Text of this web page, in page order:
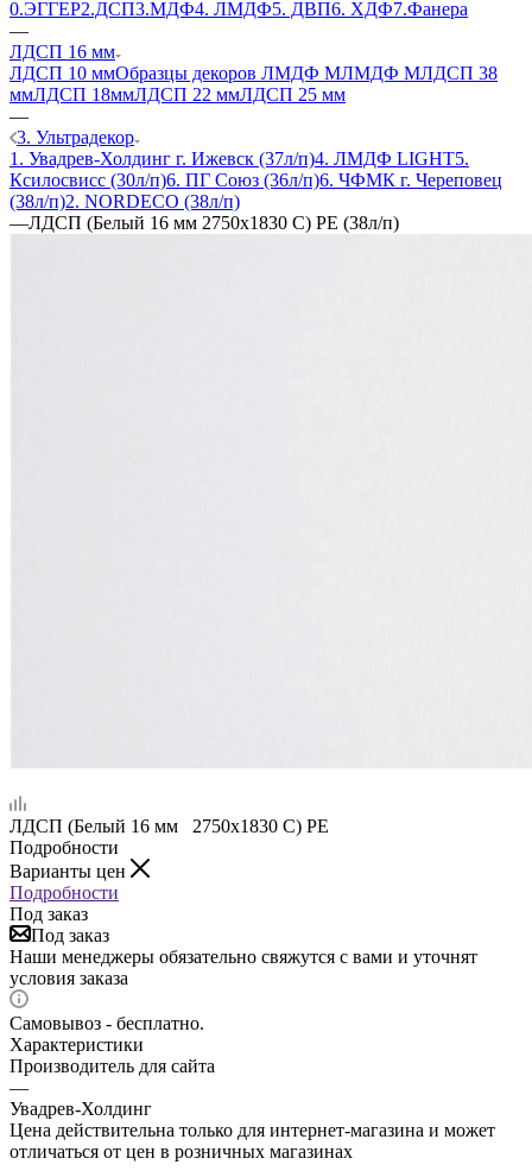
0.ЭГГЕР2.ДСП3.МДФ4. ЛМДФ5. ДВП6. ХДФ7.Фанера
—
ЛДСП 16 мм
ЛДСП 10 ммОбразцы декоров ЛМДФ МЛМДФ МЛДСП 38
ммЛДСП 18ммЛДСП 22 ммЛДСП 25 мм
—
3. Ультрадекор
1. Увадрев-Холдинг г. Ижевск (37л/п)4. ЛМДФ LIGHT5.
Ксилосвисс (30л/п)6. ПГ Союз (36л/п)6. ЧФМК г. Череповец
(38л/п)2. NORDECO (38л/п)
—ЛДСП (Белый 16 мм 2750х1830 С) PE (38л/п)
ЛДСП (Белый 16 мм 2750х1830 С) PE
Подробности
Варианты цен
Подробности
Под заказ
Под заказ
Наши менеджеры обязательно свяжутся с вами и уточнят
условия заказа
Самовывоз - бесплатно.
Характеристики
Производитель для сайта
—
Увадрев-Холдинг
Цена действительна только для интернет-магазина и может
отличаться от цен в розничных магазинах